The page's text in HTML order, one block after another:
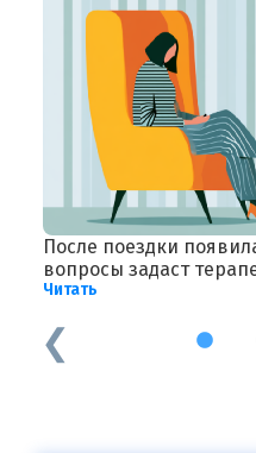
После поездки
вопросы задаст
Читать
1